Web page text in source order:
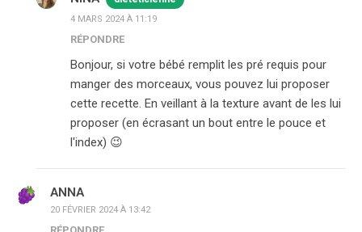
4 MARS 2024 À 11:19
RÉPONDRE
Bonjour, si votre bébé remplit les pré requis pour
manger des morceaux, vous pouvez lui proposer
cette recette. En veillant à la texture avant de les lui
proposer (en écrasant un bout entre le pouce et
l'index) 😉
ANNA
20 FÉVRIER 2024 À 13:42